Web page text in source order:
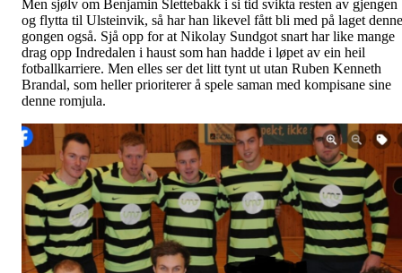
Men sjølv om Benjamin Slettebakk i si tid svikta resten av gjengen
og flytta til Ulsteinvik, så har han likevel fått bli med på laget denne
gongen også. Sjå opp for at Nikolay Sundgot snart har like mange
drag opp Indredalen i haust som han hadde i løpet av ein heil
fotballkarriere. Men elles ser det litt tynt ut utan Ruben Kenneth
Brandal, som heller prioriterer å spele saman med kompisane sine
denne romjula.